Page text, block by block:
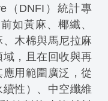
（DNFI）統計專
如黃麻、椰纖、
木棉與馬尼拉麻
，且在回收與再
用範圍廣泛，從
性）、中空纖維